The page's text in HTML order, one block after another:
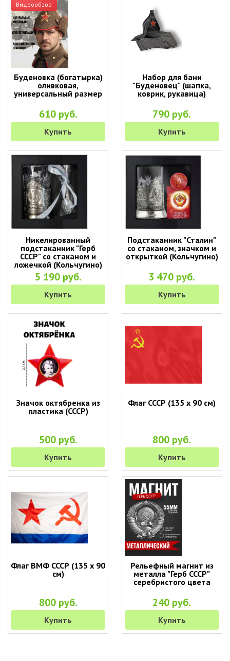
Видеообзор
Буденовка (богатырка)
оливковая,
универсальный размер
610 руб.
Купить
Набор для бани
"Буденовец" (шапка,
коврик, рукавица)
790 руб.
Купить
Никелированный
подстаканник "Герб
СССР" со стаканом и
ложечкой (Кольчугино)
5 190 руб.
Купить
Подстаканник "Сталин"
со стаканом, значком и
открыткой (Кольчугино)
3 470 руб.
Купить
Значок октябренка из
пластика (СССР)
500 руб.
Купить
Флаг СССР (135 х 90 см)
800 руб.
Купить
Флаг ВМФ СССР (135 х 90
см)
800 руб.
Купить
Рельефный магнит из
металла "Герб СССР"
серебристого цвета
240 руб.
Купить